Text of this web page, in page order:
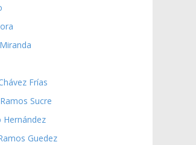
Frías
Sucre
Hernández
Guedez